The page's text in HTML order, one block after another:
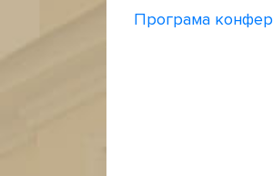
Програма